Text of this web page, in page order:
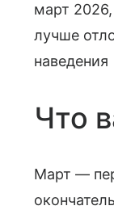
март
лучше
Что
Март —